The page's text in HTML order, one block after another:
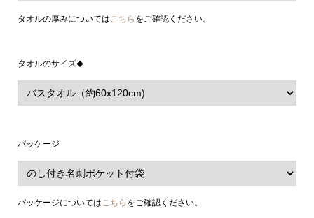
タオルの厚みについてはこちらをご確認ください。
タオルのサイズ◆
パッケージ
パッケージについてはこちらをご確認ください。